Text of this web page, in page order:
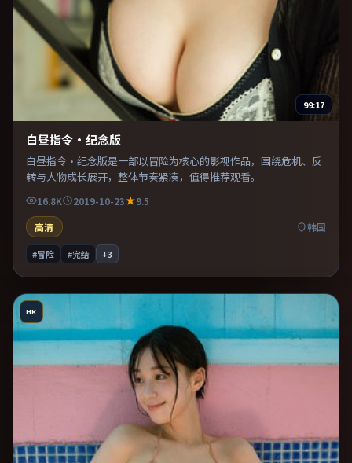
99:17
白昼指令·纪念版
白昼指令·纪念版是一部以冒险为核心的影视作品，围绕危机、反
转与人物成长展开，整体节奏紧凑，值得推荐观看。
16.8K 2019-10-23
9.5
高清
韩国
#冒险 #完结 +3
HK